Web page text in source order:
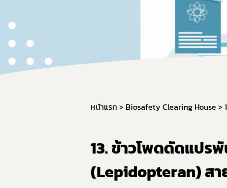
คำ
ผลิตภั
วัตถุเจื
การใช้
มาตรฐ
มาตร
อาหา
GMP
หน้าแรก Biosafety Clearing House
13. ข้าวโพดดัดแปร
(Lepidopteran) สา